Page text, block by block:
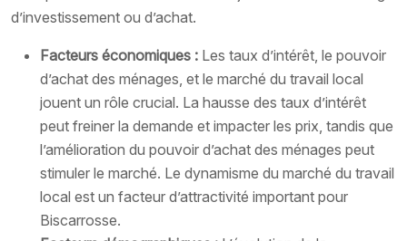
d’investissement ou d’achat.
Facteurs économiques : Les taux d’intérêt, le pouvoir
d’achat des ménages, et le marché du travail local
jouent un rôle crucial. La hausse des taux d’intérêt
peut freiner la demande et impacter les prix, tandis que
l’amélioration du pouvoir d’achat des ménages peut
stimuler le marché. Le dynamisme du marché du travail
local est un facteur d’attractivité important pour
Biscarrosse.